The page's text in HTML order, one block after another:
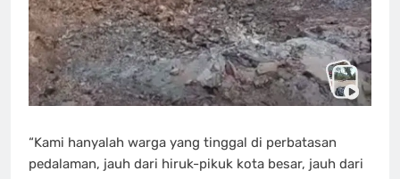
“Kami hanyalah warga yang tinggal di perbatasan
pedalaman, jauh dari hiruk-pikuk kota besar, jauh dari